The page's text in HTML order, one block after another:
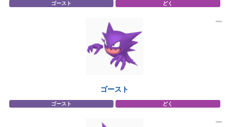
ゴースト どく
ゴースト
ゴースト どく